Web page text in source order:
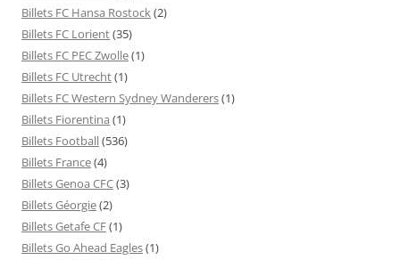
Billets FC Hansa Rostock(2)
Billets FC Lorient(35)
Billets FC PEC Zwolle(1)
Billets FC Utrecht(1)
Billets FC Western Sydney Wanderers(1)
Billets Fiorentina (1)
Billets Football(536)
Billets France(4)
Billets Genoa CFC(3)
Billets Géorgie(2)
Billets Getafe CF(1)
Billets Go Ahead Eagles(1)